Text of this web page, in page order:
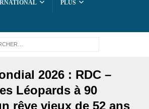
PLUS
2026 : RDC –
Léopards à 90
rêve vieux de 52 ans